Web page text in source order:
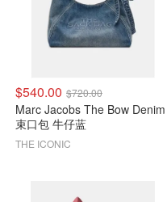
$540.00 $720.00
Marc Jacobs The Bow Denim
束口包 牛仔蓝
THE ICONIC